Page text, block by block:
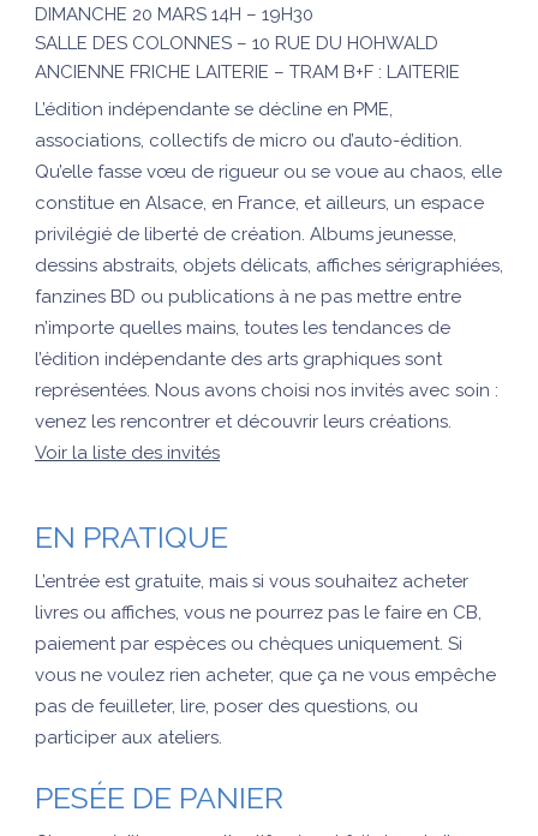
DIMANCHE 20 MARS 14H – 19H30
SALLE DES COLONNES – 10 RUE DU HOHWALD
ANCIENNE FRICHE LAITERIE – TRAM B+F : LAITERIE
L’édition indépendante se décline en PME,
associations, collectifs de micro ou d’auto-édition.
Qu’elle fasse vœu de rigueur ou se voue au chaos, elle
constitue en Alsace, en France, et ailleurs, un espace
privilégié de liberté de création. Albums jeunesse,
dessins abstraits, objets délicats, affiches sérigraphiées,
fanzines BD ou publications à ne pas mettre entre
n’importe quelles mains, toutes les tendances de
l’édition indépendante des arts graphiques sont
représentées. Nous avons choisi nos invités avec soin :
venez les rencontrer et découvrir leurs créations.
Voir la liste des invités
EN PRATIQUE
L’entrée est gratuite, mais si vous souhaitez acheter
livres ou affiches, vous ne pourrez pas le faire en CB,
paiement par espèces ou chèques uniquement. Si
vous ne voulez rien acheter, que ça ne vous empêche
pas de feuilleter, lire, poser des questions, ou
participer aux ateliers.
PESÉE DE PANIER